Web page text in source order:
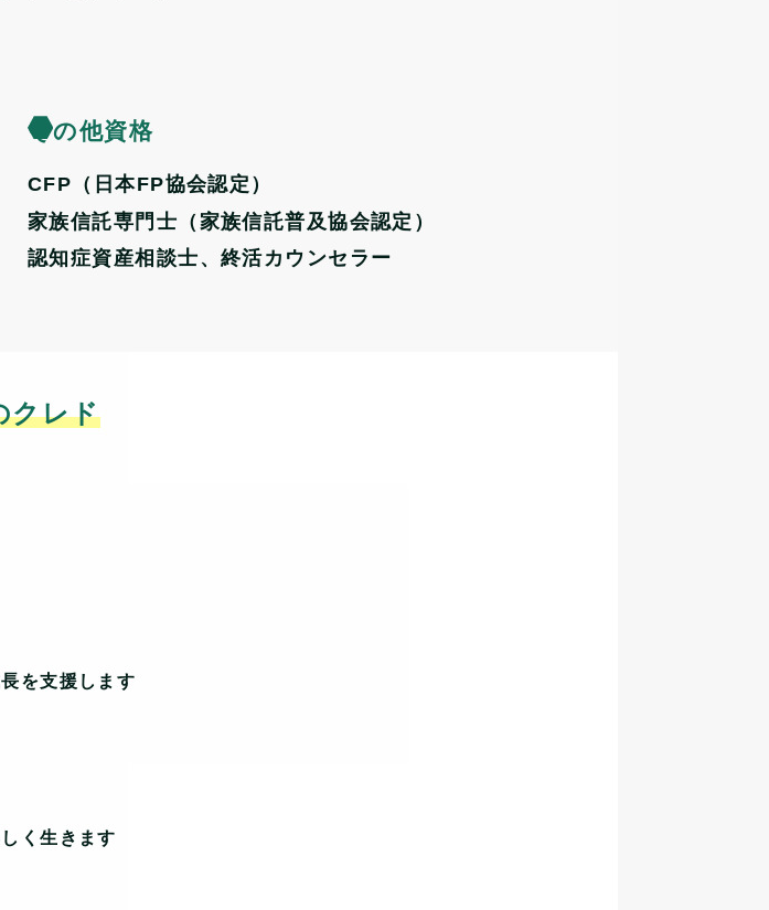
その他資格
CFP（日本FP協会認定）
家族信託専門士（家族信託普及協会認定）
認知症資産相談士、終活カウンセラー
クレド
を支援します
く生きます